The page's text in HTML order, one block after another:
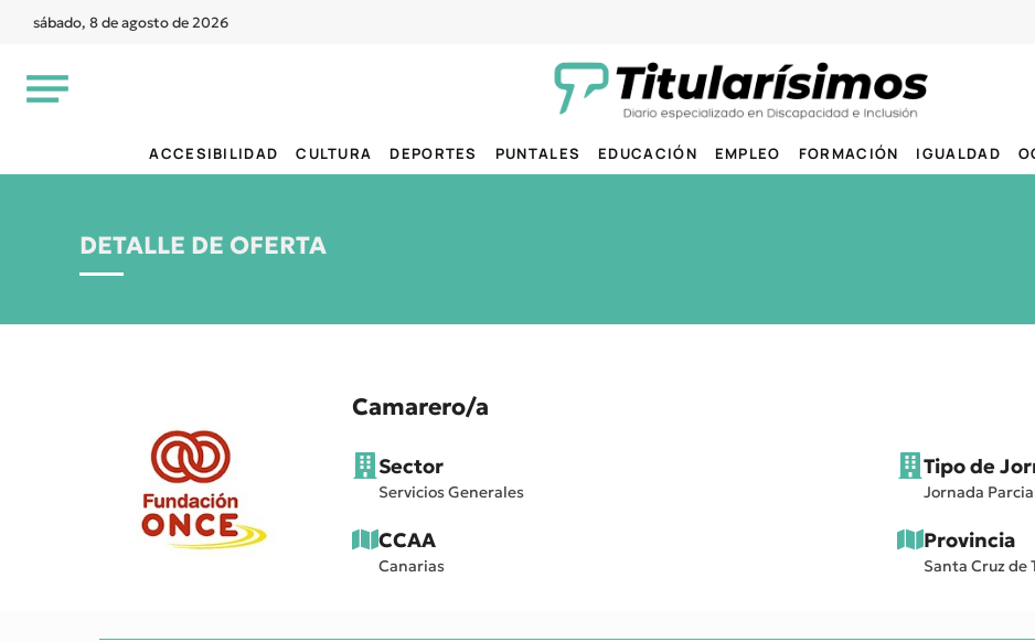
sábado, 8 de agosto de 2026
ACCESIBILIDAD CULTURA DEPORTES PUNTALES EDUCACIÓN EMPLEO FORMACIÓN IGUALDAD
DETALLE DE OFERTA
Camarero/a
Sector
Servicios Generales
CCAA
Canarias
Tipo de
Jornada
Provincia
Santa Cruz de